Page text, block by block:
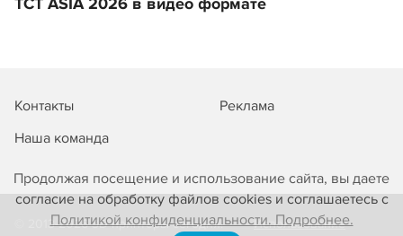
Продолжая посещение и использование сайта, вы даете
согласие на обработку файлов cookies и соглашаетесь с
Политикой конфиденциальности. Подробнее.
TCT ASIA 2026 в видео формате
Контакты
Реклама
Наша команда
© 2013-2026 3D-принтеры сегодня!
Использование